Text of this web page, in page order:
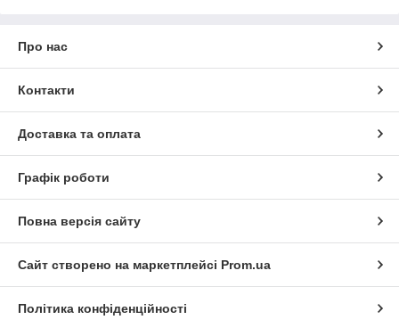
Про нас
Контакти
Доставка та оплата
Графік роботи
Повна версія сайту
Сайт створено на маркетплейсі Prom.ua
Політика конфіденційності